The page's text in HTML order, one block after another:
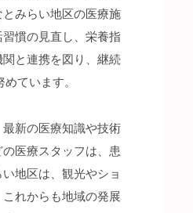
みらい地区の医療施
慣の見直し、栄養指
と連携を図り、継続
ています。
新の医療知識や技術
医療スタッフは、患
地区は、観光やショ
れからも地域の発展